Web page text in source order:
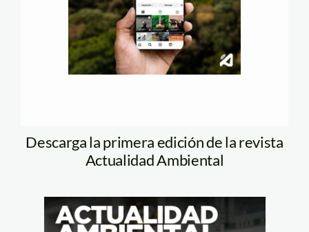
Descarga la primera edición de la revista
Actualidad Ambiental